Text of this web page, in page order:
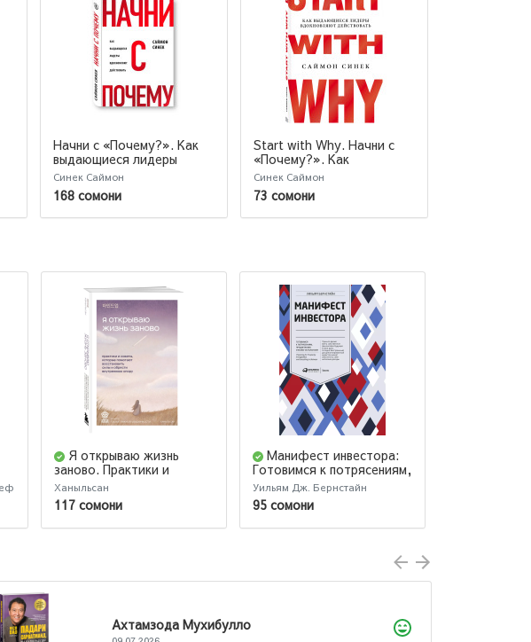
Начни с «Почему?». Как
выдающиеся лидеры
вдохновляют
действовать. Начни с
почему (Т)
Синек Саймон
168 сомони
Start with Why. Начни с
«Почему?». Как
выдающиеся лидеры
вдохновляют действовать
Синек Саймон
73 сомони
Я открываю жизнь
заново. Практики и
советы, которые
помогают
Ханыльсан
117 сомони
Манифест инвестора:
Готовимся к потрясениям,
процветанию и всему
остальному
Уильям Дж. Бернстайн
95 сомони
22.07.2026